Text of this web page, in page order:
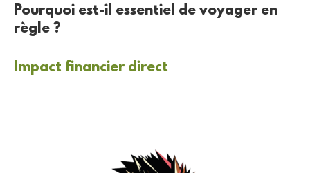
Pourquoi est-il essentiel de voyager en
règle ?
Impact financier direct